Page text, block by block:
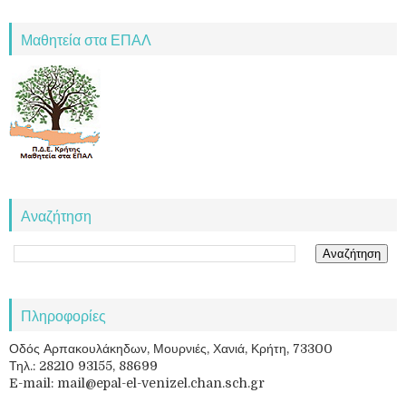
Μαθητεία στα ΕΠΑΛ
Αναζήτηση
Πληροφορίες
Οδός Αρπακουλάκηδων, Μουρνιές, Χανιά, Κρήτη, 73300
Τηλ.: 28210 93155, 88699
E-mail: mail@epal-el-venizel.chan.sch.gr